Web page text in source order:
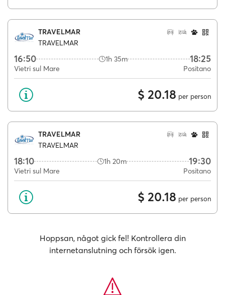
TRAVELMAR
TRAVELMAR
16:50 1h 35m 18:25
Vietri sul Mare Positano
$ 20.18 per person
TRAVELMAR
TRAVELMAR
18:10 1h 20m 19:30
Vietri sul Mare Positano
$ 20.18 per person
Hoppsan, något gick fel! Kontrollera din
internetanslutning och försök igen.